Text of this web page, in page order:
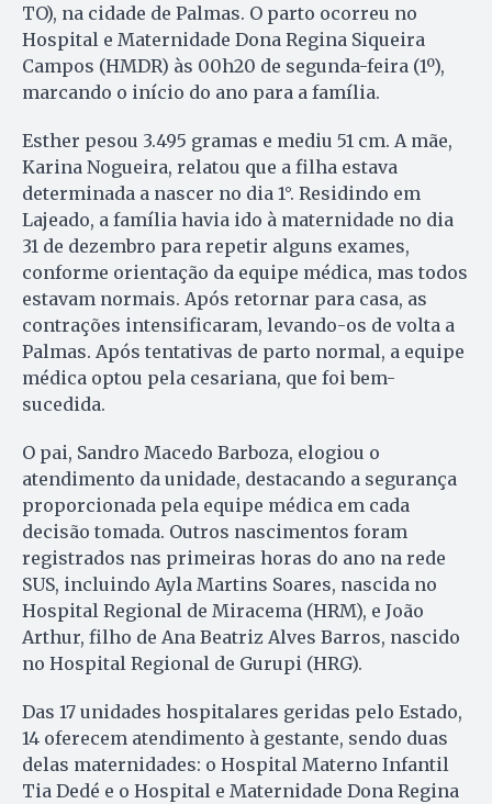
TO), na cidade de Palmas. O parto ocorreu no
Hospital e Maternidade Dona Regina Siqueira
Campos (HMDR) às 00h20 de segunda-feira (1º),
marcando o início do ano para a família.
Esther pesou 3.495 gramas e mediu 51 cm. A mãe,
Karina Nogueira, relatou que a filha estava
determinada a nascer no dia 1°. Residindo em
Lajeado, a família havia ido à maternidade no dia
31 de dezembro para repetir alguns exames,
conforme orientação da equipe médica, mas todos
estavam normais. Após retornar para casa, as
contrações intensificaram, levando-os de volta a
Palmas. Após tentativas de parto normal, a equipe
médica optou pela cesariana, que foi bem-
sucedida.
O pai, Sandro Macedo Barboza, elogiou o
atendimento da unidade, destacando a segurança
proporcionada pela equipe médica em cada
decisão tomada. Outros nascimentos foram
registrados nas primeiras horas do ano na rede
SUS, incluindo Ayla Martins Soares, nascida no
Hospital Regional de Miracema (HRM), e João
Arthur, filho de Ana Beatriz Alves Barros, nascido
no Hospital Regional de Gurupi (HRG).
Das 17 unidades hospitalares geridas pelo Estado,
14 oferecem atendimento à gestante, sendo duas
delas maternidades: o Hospital Materno Infantil
Tia Dedé e o Hospital e Maternidade Dona Regina